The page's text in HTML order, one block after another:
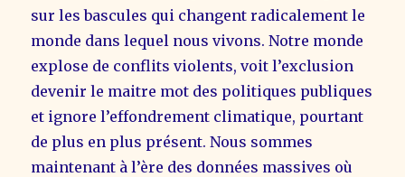
sur les bascules qui changent radicalement le
monde dans lequel nous vivons. Notre monde
explose de conflits violents, voit l’exclusion
devenir le maitre mot des politiques publiques
et ignore l’effondrement climatique, pourtant
de plus en plus présent. Nous sommes
maintenant à l’ère des données massives où